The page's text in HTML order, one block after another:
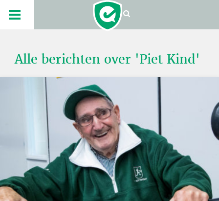
Alle berichten over 'Piet Kind'